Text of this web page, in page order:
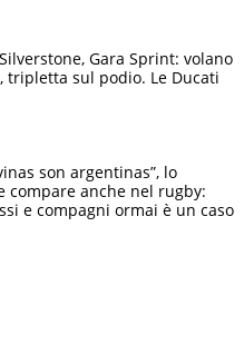
Gara Sprint: volano
tripletta sul podio. Le Ducati
son argentinas”, lo
compare anche nel rugby:
e compagni ormai è un caso